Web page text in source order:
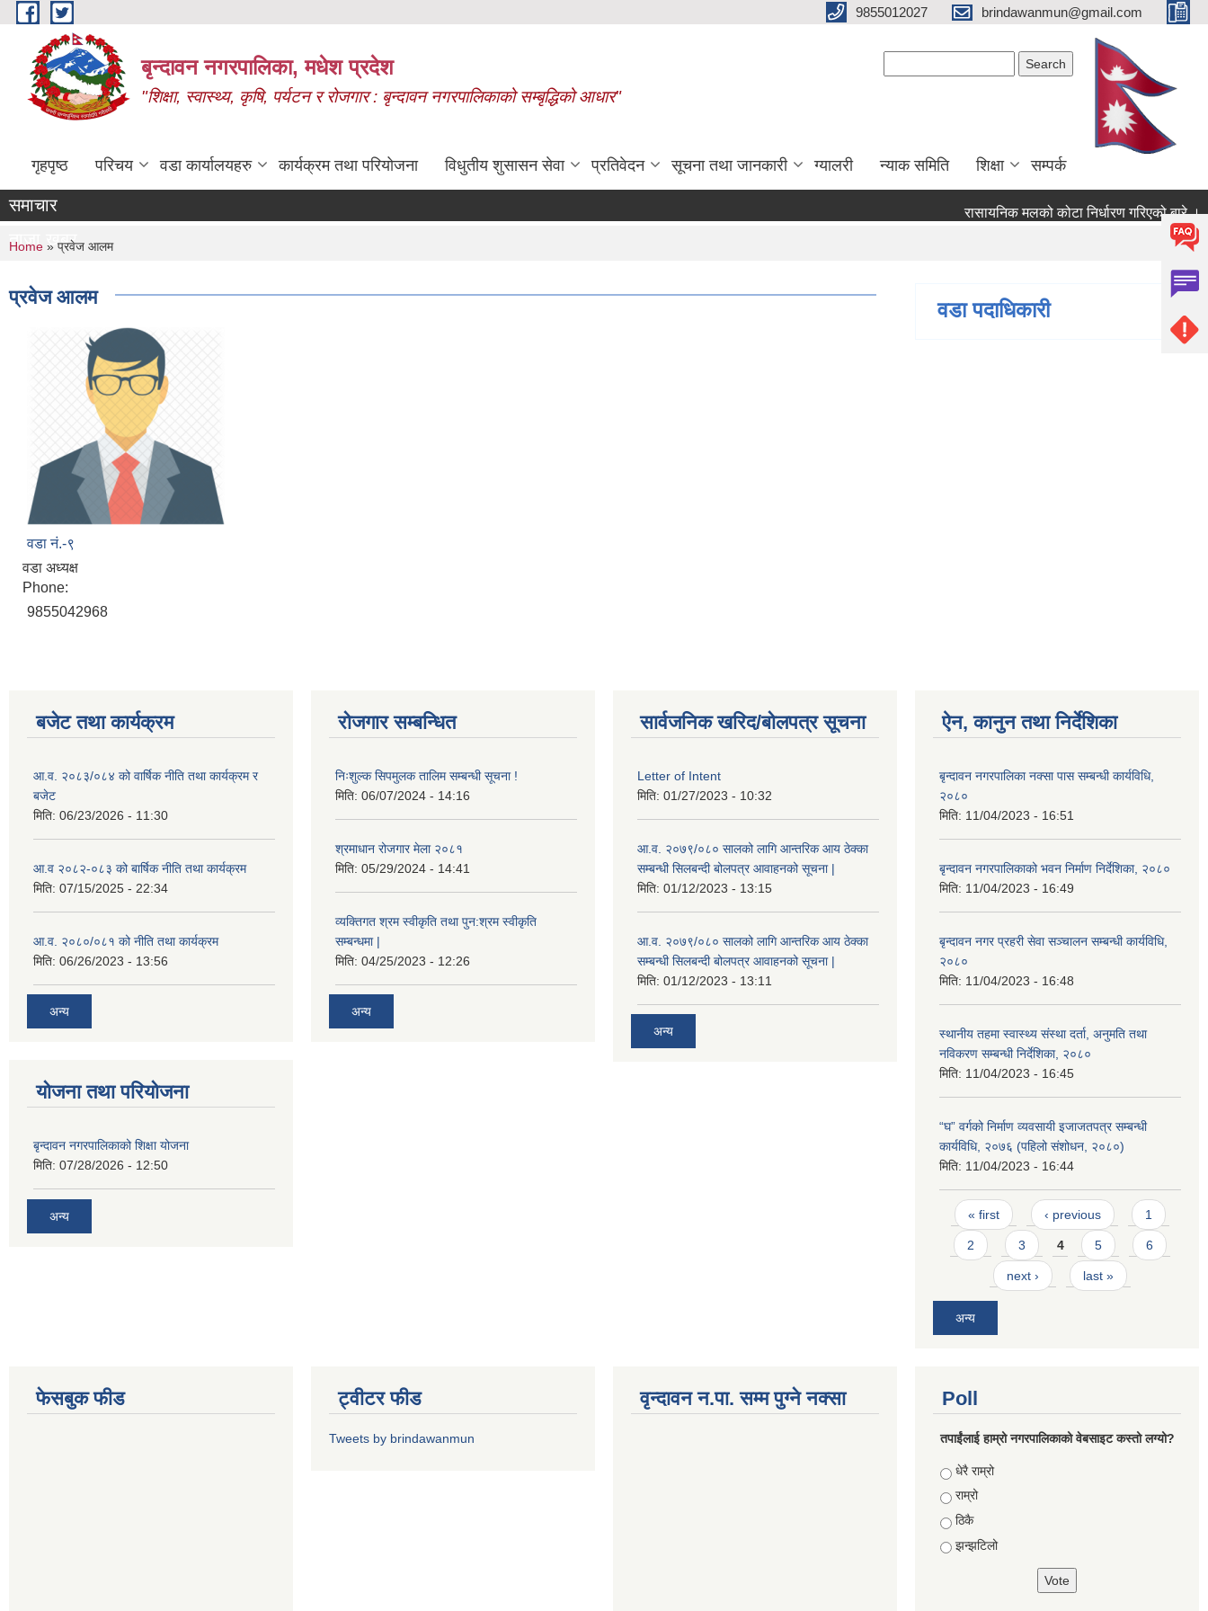
Skip to main content 9855012027 brindawanmun@gmail.com
बृन्दावन नगरपालिका, मधेश प्रदेश
"शिक्षा, स्वास्थ्य, कृषि, पर्यटन र रोजगार : बृन्दावन नगरपालिकाको सम्बृद्धिको आधार"
गृहपृष्ठ परिचय वडा कार्यालयहरु कार्यक्रम तथा परियोजना विधुतीय शुसासन सेवा प्रतिवेदन सूचना तथा जानकारी ग्यालरी न्याक समिति शिक्षा सम्पर्क
समाचार रासायनिक मलको कोटा निर्धारण गरिएको बारे ।
ताजा खबर
You are here
Home » प्रवेज आलम
प्रवेज आलम
वडा नं.-९
वडा अध्यक्ष
Phone:
9855042968
वडा पदाधिकारी
बजेट तथा कार्यक्रम
आ.व. २०८३/०८४ को वार्षिक नीति तथा कार्यक्रम र
बजेट
मिति: 06/23/2026 - 11:30
आ.व २०८२-०८३ को बार्षिक नीति तथा कार्यक्रम
मिति: 07/15/2025 - 22:34
आ.व. २०८०/०८१ को नीति तथा कार्यक्रम
मिति: 06/26/2023 - 13:56
अन्य
योजना तथा परियोजना
बृन्दावन नगरपालिकाको शिक्षा योजना
मिति: 07/28/2026 - 12:50
अन्य
रोजगार सम्बन्धित
निःशुल्क सिपमुलक तालिम सम्बन्धी सूचना !
मिति: 06/07/2024 - 14:16
श्रमाधान रोजगार मेला २०८१
मिति: 05/29/2024 - 14:41
व्यक्तिगत श्रम स्वीकृति तथा पुन:श्रम स्वीकृति
सम्बन्धमा |
मिति: 04/25/2023 - 12:26
अन्य
सार्वजनिक खरिद/बोलपत्र सूचना
Letter of Intent
मिति: 01/27/2023 - 10:32
आ.व. २०७९/०८० सालको लागि आन्तरिक आय ठेक्का
सम्बन्धी सिलबन्दी बोलपत्र आवाहनको सूचना |
मिति: 01/12/2023 - 13:15
आ.व. २०७९/०८० सालको लागि आन्तरिक आय ठेक्का
सम्बन्धी सिलबन्दी बोलपत्र आवाहनको सूचना |
मिति: 01/12/2023 - 13:11
अन्य
ऐन, कानुन तथा निर्देशिका
बृन्दावन नगरपालिका नक्सा पास सम्बन्धी कार्यविधि,
२०८०
मिति: 11/04/2023 - 16:51
बृन्दावन नगरपालिकाको भवन निर्माण निर्देशिका, २०८०
मिति: 11/04/2023 - 16:49
बृन्दावन नगर प्रहरी सेवा सञ्चालन सम्बन्धी कार्यविधि,
२०८०
मिति: 11/04/2023 - 16:48
स्थानीय तहमा स्वास्थ्य संस्था दर्ता, अनुमति तथा
नविकरण सम्बन्धी निर्देशिका, २०८०
मिति: 11/04/2023 - 16:45
“घ” वर्गको निर्माण व्यवसायी इजाजतपत्र सम्बन्धी
कार्यविधि, २०७६ (पहिलो संशोधन, २०८०)
मिति: 11/04/2023 - 16:44
Pages
« first ‹ previous 1
2 3 4 5 6
next › last »
अन्य
फेसबुक फीड ट्वीटर फीड
Tweets by brindawanmun
वृन्दावन न.पा. सम्म पुग्ने नक्सा Poll
तपाईंलाई हाम्रो नगरपालिकाको वेबसाइट कस्तो लग्यो?
Choices
धेरै राम्रो
राम्रो
ठिकै
झन्झटिलो